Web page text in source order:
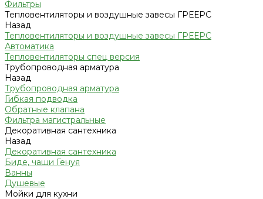
Фильтры
Тепловентиляторы и воздушные завесы ГРЕЕРС
Назад
Тепловентиляторы и воздушные завесы ГРЕЕРС
Автоматика
Тепловентиляторы спец версия
Трубопроводная арматура
Назад
Трубопроводная арматура
Гибкая подводка
Обратные клапана
Фильтра магистральные
Декоративная сантехника
Назад
Декоративная сантехника
Биде, чаши Генуя
Ванны
Душевые
Мойки для кухни